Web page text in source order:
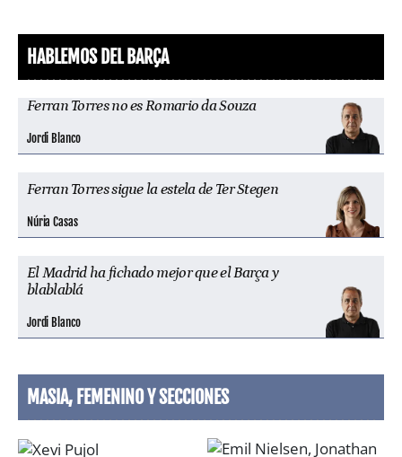
HABLEMOS DEL BARÇA
Ferran Torres no es Romario da Souza
Jordi Blanco
Ferran Torres sigue la estela de Ter Stegen
Núria Casas
El Madrid ha fichado mejor que el Barça y
blablablá
Jordi Blanco
MASIA, FEMENINO Y SECCIONES